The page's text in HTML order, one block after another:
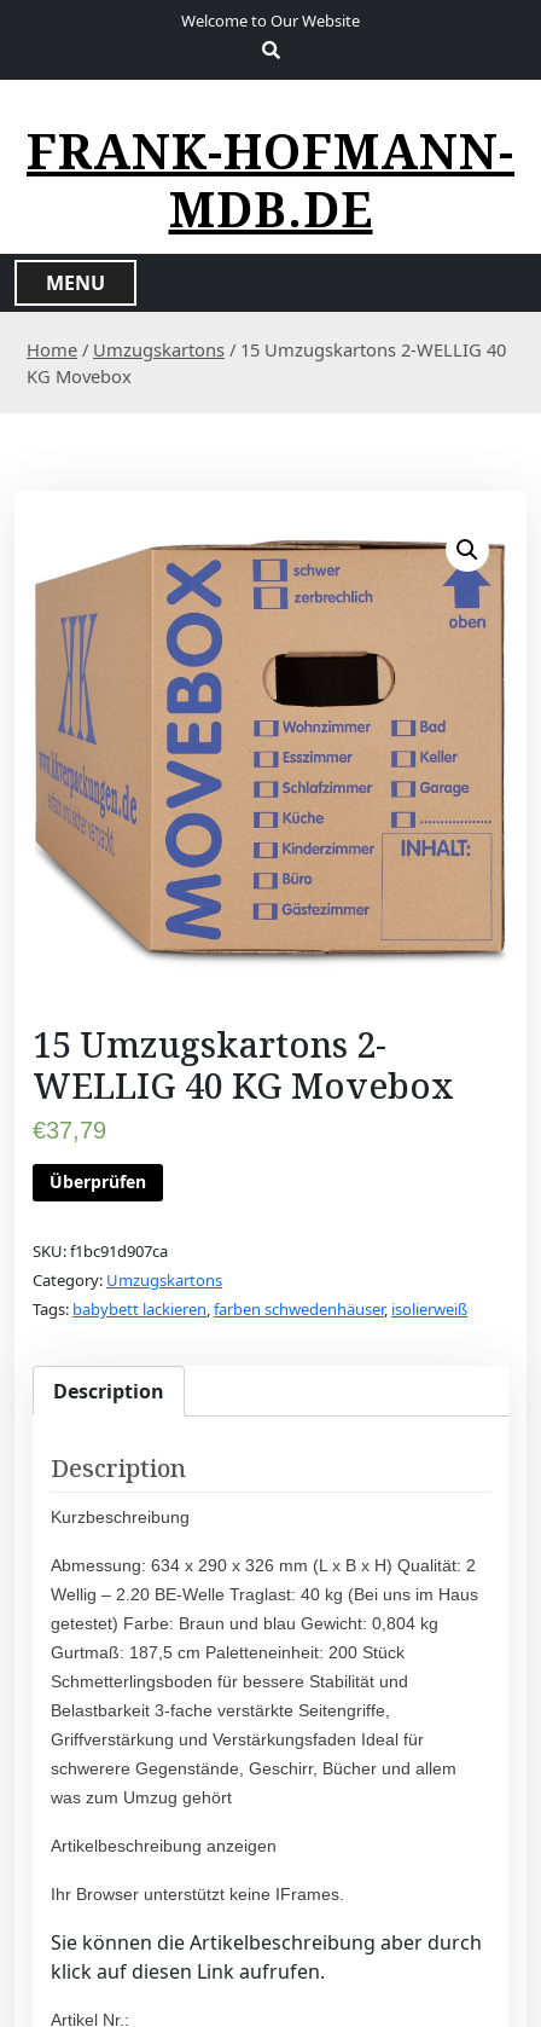
Welcome to Our Website
FRANK-HOFMANN-
MDB.DE
MENU
Home / Umzugskartons / 15 Umzugskartons 2-WELLIG 40
KG Movebox
15 Umzugskartons 2-
WELLIG 40 KG Movebox
€37,79
Überprüfen
SKU:f1bc91d907ca
Category: Umzugskartons
Tags: babybett lackieren,farben schwedenhäuser, isolierweiß
Description
Description
Kurzbeschreibung
Abmessung: 634 x 290 x 326 mm (L x B x H) Qualität: 2
Wellig – 2.20 BE-Welle Traglast: 40 kg (Bei uns im Haus
getestet) Farbe: Braun und blau Gewicht: 0,804 kg
Gurtmaß: 187,5 cm Paletteneinheit: 200 Stück
Schmetterlingsboden für bessere Stabilität und
Belastbarkeit 3-fache verstärkte Seitengriffe,
Griffverstärkung und Verstärkungsfaden Ideal für
schwerere Gegenstände, Geschirr, Bücher und allem
was zum Umzug gehört
Artikelbeschreibung anzeigen
Ihr Browser unterstützt keine IFrames.
Sie können die Artikelbeschreibung aber durch
klick auf diesen Link aufrufen.
Artikel Nr.: